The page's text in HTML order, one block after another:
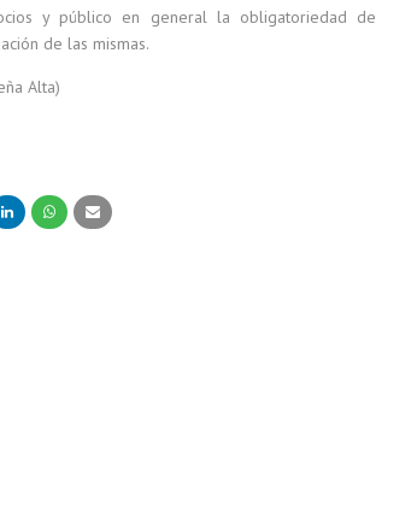
y público en general la obligatoriedad de
de las mismas.
Alta)